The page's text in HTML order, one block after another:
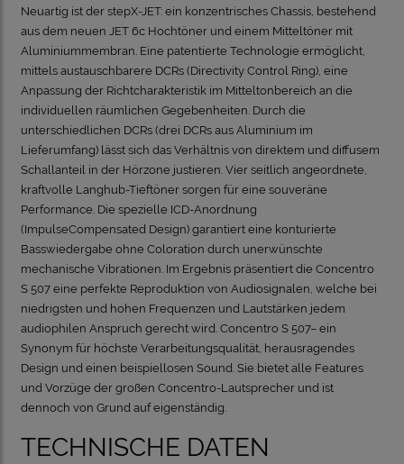
Neuartig ist der stepX-JET: ein konzentrisches Chassis, bestehend
aus dem neuen JET 6c Hochtöner und einem Mitteltöner mit
Aluminiummembran. Eine patentierte Technologie ermöglicht,
mittels austauschbarere DCRs (Directivity Control Ring), eine
Anpassung der Richtcharakteristik im Mitteltonbereich an die
individuellen räumlichen Gegebenheiten. Durch die
unterschiedlichen DCRs (drei DCRs aus Aluminium im
Lieferumfang) lässt sich das Verhältnis von direktem und diffusem
Schallanteil in der Hörzone justieren. Vier seitlich angeordnete,
kraftvolle Langhub-Tieftöner sorgen für eine souveräne
Performance. Die spezielle ICD-Anordnung
(ImpulseCompensated Design) garantiert eine konturierte
Basswiedergabe ohne Coloration durch unerwünschte
mechanische Vibrationen. Im Ergebnis präsentiert die Concentro
S 507 eine perfekte Reproduktion von Audiosignalen, welche bei
niedrigsten und hohen Frequenzen und Lautstärken jedem
audiophilen Anspruch gerecht wird. Concentro S 507– ein
Synonym für höchste Verarbeitungsqualität, herausragendes
Design und einen beispiellosen Sound. Sie bietet alle Features
und Vorzüge der großen Concentro-Lautsprecher und ist
dennoch von Grund auf eigenständig.
TECHNISCHE DATEN